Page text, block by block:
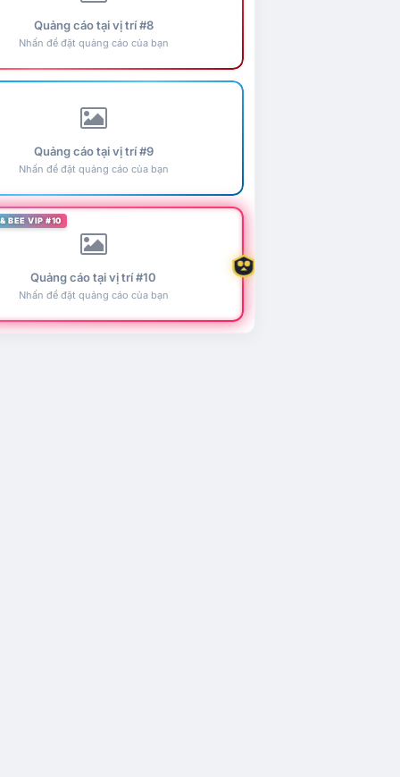
Quảng cáo tại vị trí #8
Nhấn để đặt quảng cáo của bạn
Quảng cáo tại vị trí #9
Nhấn để đặt quảng cáo của bạn
BEE VIP #10
Quảng cáo tại vị trí #10
Nhấn để đặt quảng cáo của bạn